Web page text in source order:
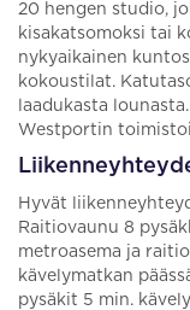
20 hengen studio,
kisakatsomoksi tai
nykyaikainen
kokoustilat.
laadukasta
Westportin
Hyvät
Raitiovaunu 8
metroasema ja
kävelymatkan
pysäkit 5 min.